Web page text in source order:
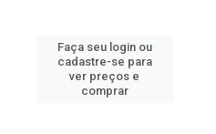
Faça seu login ou
cadastre-se para
ver preços e
comprar